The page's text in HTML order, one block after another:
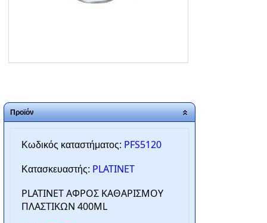
Προϊόν
Κωδικός καταστήματος: PFS5120
Κατασκευαστής: PLATINET
PLATINET ΑΦΡΟΣ ΚΑΘΑΡΙΣΜΟΥ
ΠΛΑΣΤΙΚΩΝ 400ML